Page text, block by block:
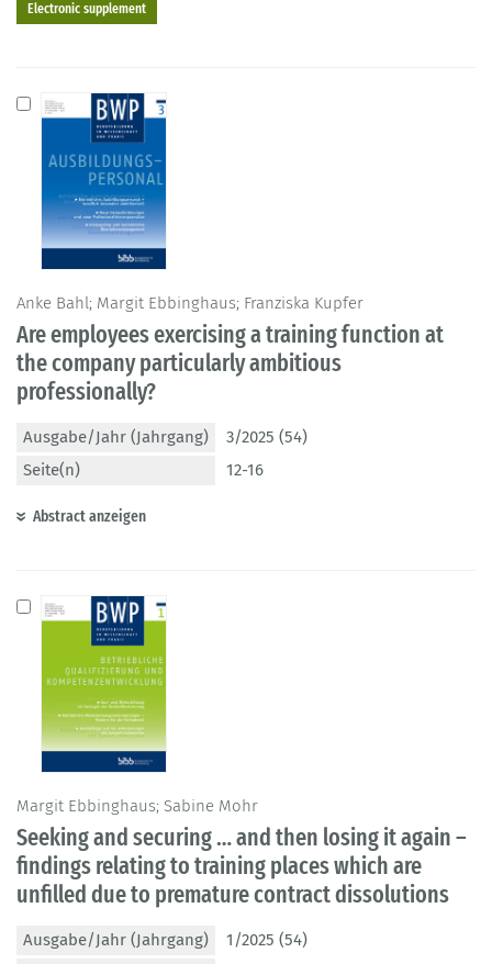
Electronic supplement
Anke Bahl; Margit Ebbinghaus; Franziska Kupfer
Are employees exercising a training function at
the company particularly ambitious
professionally?
Ausgabe/Jahr (Jahrgang)
3/2025 (54)
Seite(n)
12-16
Abstract anzeigen
Margit Ebbinghaus; Sabine Mohr
Seeking and securing … and then losing it again –
findings relating to training places which are
unfilled due to premature contract dissolutions
Ausgabe/Jahr (Jahrgang)
1/2025 (54)